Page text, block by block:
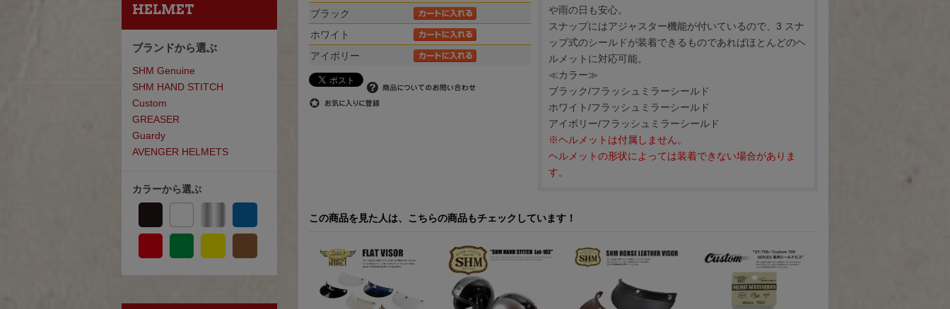
HELMET
ブランドから選ぶ
SHM Genuine
SHM HAND STITCH
Custom
GREASER
Guardy
AVENGER HELMETS
カラーから選ぶ
や雨の日も安心。
スナップにはアジャスター機能が付いているので、3 スナ
ップ式のシールドが装着できるものであればほとんどのヘ
ルメットに対応可能。
≪カラー≫
ブラック/フラッシュミラーシールド
ホワイト/フラッシュミラーシールド
アイボリー/フラッシュミラーシールド
※ヘルメットは付属しません。
ヘルメットの形状によっては装着できない場合がありま
す。
ブラック
ホワイト
アイボリー
この商品を見た人は、こちらの商品もチェックしています！